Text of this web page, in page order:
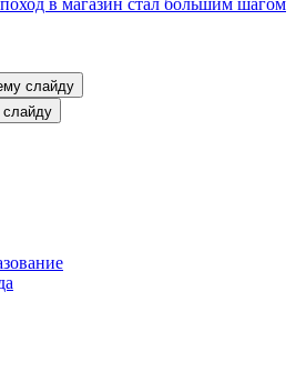
в магазин стал большим шагом
слайду